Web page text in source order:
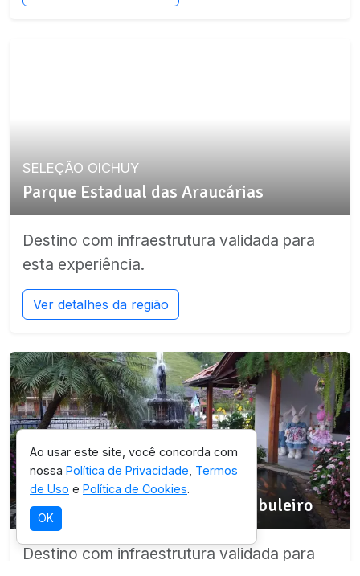
SELEÇÃO OICHUY
Parque Estadual das Araucárias
Destino com infraestrutura validada para
esta experiência.
Ver detalhes da região
SELEÇÃO OICHUY
Parque Estadual da Serra do Tabuleiro
Destino com infraestrutura validada para
Ao usar este site, você concorda com
nossa Política de Privacidade Termos
de Uso e Política de Cookies.
OK